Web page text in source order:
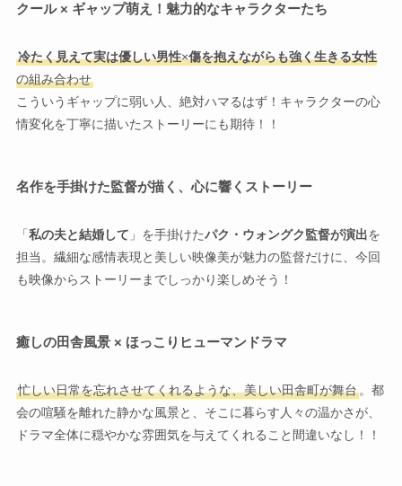
クール × ギャップ萌え！魅力的なキャラクターたち
冷たく見えて実は優しい男性×傷を抱えながらも強く生きる女性
の組み合わせ
こういうギャップに弱い人、絶対ハマるはず！キャラクターの心
情変化を丁寧に描いたストーリーにも期待！！
名作を手掛けた監督が描く、心に響くストーリー
「 私の夫と結婚して 」を手掛けたパク・ウォングク監督が演出を
担当。繊細な感情表現と美しい映像美が魅力の監督だけに、今回
も映像からストーリーまでしっかり楽しめそう！
癒しの田舎風景 × ほっこりヒューマンドラマ
忙しい日常を忘れさせてくれるような、美しい田舎町が舞台。都
会の喧騒を離れた静かな風景と、そこに暮らす人々の温かさが、
ドラマ全体に穏やかな雰囲気を与えてくれること間違いなし！！